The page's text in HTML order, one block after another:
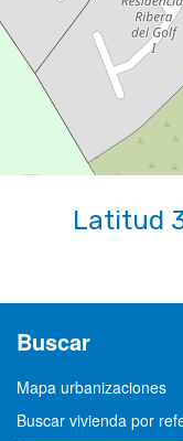
Buscar